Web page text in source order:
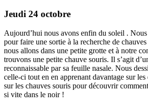
Jeudi 24 octobre
Aujourd’hui nous avons enfin du soleil .
pour faire une sortie à la recherche de
nous allons dans une petite grotte et à notre
trouvons une petite chauve souris. Il s’agit
reconnaissable par sa feuille nasale. Nous
celle-ci tout en en apprenant davantage sur les
sur les chauves souris pour découvrir
si vite dans le noir !